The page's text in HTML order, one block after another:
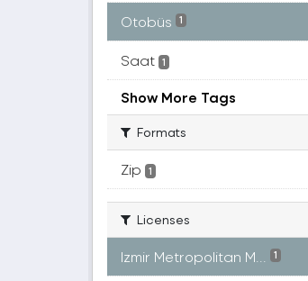
Otobüs 1
Saat 1
Show More Tags
Formats
Zip 1
Licenses
Izmir Metropolitan M... 1